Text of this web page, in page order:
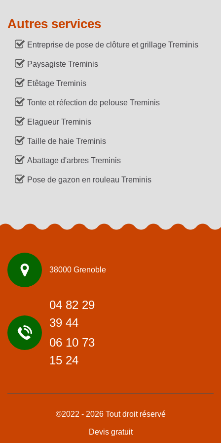
Autres services
Entreprise de pose de clôture et grillage Treminis
Paysagiste Treminis
Etêtage Treminis
Tonte et réfection de pelouse Treminis
Elagueur Treminis
Taille de haie Treminis
Abattage d'arbres Treminis
Pose de gazon en rouleau Treminis
38000 Grenoble
04 82 29
39 44
06 10 73
15 24
©2022 - 2026 Tout droit réservé
Devis gratuit